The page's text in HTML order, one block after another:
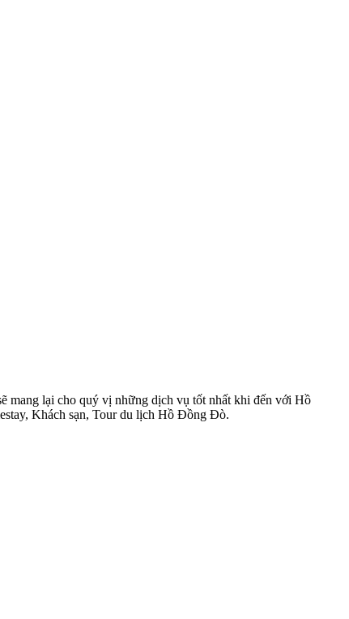
lại cho quý vị những dịch vụ tốt nhất khi đến với Hồ
Khách sạn, Tour du lịch Hồ Đồng Đò.